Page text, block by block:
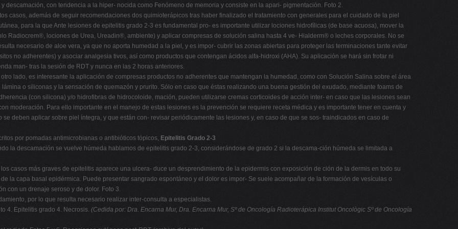
descamación, con tendencia a la hiper- nocida como Fenómeno de memoria y consiste en la apari- pigmentación. Foto 2.
casos, además de seguir recomendaciones dos quimioterápicos tras haber finalizado el tratamiento con generales para el cuidado de la piel
para la que Ante lesiones de epitelitis grado 2-3 es fundamental pro- es importante utilizar lociones hidrofílicas (de base acuosa), mover la
Radiocrem®, lociones de Urea, Ureadin®, ambiente) y aplicar compresas de solución salina hasta 4 ve- Hialderm® o leches corporales. No se
necesario de aloe vera, ya que no aporta humedad a la piel, y es impor- cubrir las zonas abiertas para proteger las terminaciones tante evitar
no adherentes) y asociar analgesia tivos, así como productos que contengan ácidos alfa-hidroxi (AHA). Su aplicación se hará sin frotar ni
man- tras la sesión de RDT y nunca en las 2 horas anteriores.
lado, es interesante la aplicación de compresas productos no adherentes que mantengan la humedad, como con Solución Salina sobre el área
o siliconas y la sensación de quemazón y prurito. Sólo en caso que éstas realizando una buena gestión del exudado, mediante foams de
(con silicona) y/o hidrofibras de hidrocoloide, mación, pueden utilizarse cremas corticoides de acción inter- en caso que las lesiones sean
moderación. Para ello importante en el manejo de estas lesiones es la prevención se requiere receta médica y es importante tener en cuenta y
deben aplicar sobre piel íntegra, y que están con- revisar periódicamente las lesiones y, en caso de que se sos- traindicados en caso de
por pomadas antimicrobianas o antibióticos tópicos, Epitelitis Grado 2-3
la descamación se vuelve húmeda hablamos de epitelitis grado 2-3, considerándose de grado 2 si la descama-ción húmeda se limitada a
casos más graves de epitelitis aparece una ulcera- duce un desprendimiento de la epidermis con exposición de ción de la dermis en todo su
la capa basal epidérmica. Puede presentar sangrado espontáneo y el dolor es impor- Se suele acompañar de la formación de vesículas o
con un drenaje seroso y de dolor. Foto 3.
por lo que resulta necesario realizar inter-consulta a especialistas.
4. Epitelitis grado 4. Necrosis. (Cedida por: Dra. Encarna Mur, Dra. Encarna Mur, Sº de Oncología Radioterápica Institut Oncològic Sº de Oncología